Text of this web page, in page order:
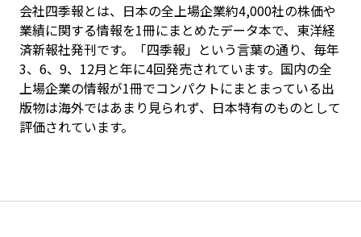
会社四季報とは、日本の全上場企業約4,000社の株価や
業績に関する情報を1冊にまとめたデータ本で、東洋経
済新報社発刊です。「四季報」という言葉の通り、毎年
3、6、9、12月と年に4回発売されています。国内の全
上場企業の情報が1冊でコンパクトにまとまっている出
版物は海外ではあまり見られず、日本特有のものとして
評価されています。